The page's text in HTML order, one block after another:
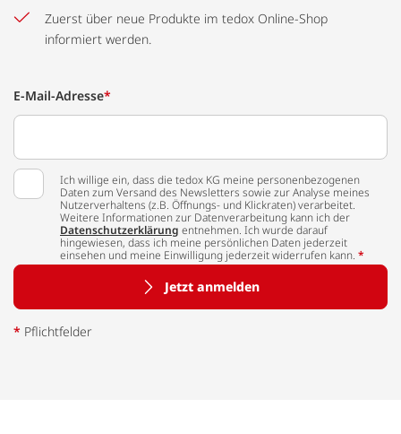
Zuerst über neue Produkte im tedox Online-Shop
informiert werden.
E-Mail-Adresse*
Ich willige ein, dass die tedox KG meine personenbezogenen
Daten zum Versand des Newsletters sowie zur Analyse meines
Nutzerverhaltens (z.B. Öffnungs- und Klickraten) verarbeitet.
Weitere Informationen zur Datenverarbeitung kann ich der
Datenschutzerklärung entnehmen. Ich wurde darauf
hingewiesen, dass ich meine persönlichen Daten jederzeit
einsehen und meine Einwilligung jederzeit widerrufen kann. *
Jetzt anmelden
* Pflichtfelder